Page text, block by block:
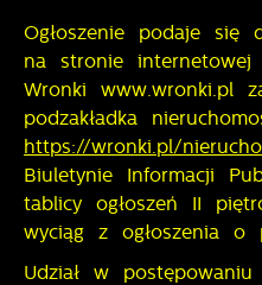
Ogłoszenie podaje się
na stronie
Wronki www.wronki.pl
podzakładka
https://wronki.pl/
Biuletynie Informacji
tablicy ogłoszeń II
wyciąg z ogłoszenia o
Udział w